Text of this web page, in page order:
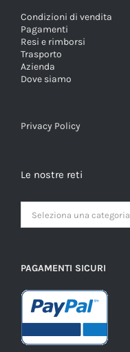
Condizioni di vendita
Pagamenti
Resi e rimborsi
Trasporto
Azienda
Dove siamo
Privacy Policy
Le nostre reti
Seleziona una categoria
PAGAMENTI SICURI